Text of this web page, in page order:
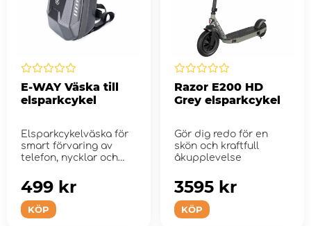
E-WAY Väska till
elsparkcykel
Elsparkcykelväska för
smart förvaring av
telefon, nycklar och
KÖP
499 kr
Razor E200 HD
Grey elsparkcykel
Gör dig redo för en
skön och kraftfull
åkupplevelse
KÖP
3595 kr